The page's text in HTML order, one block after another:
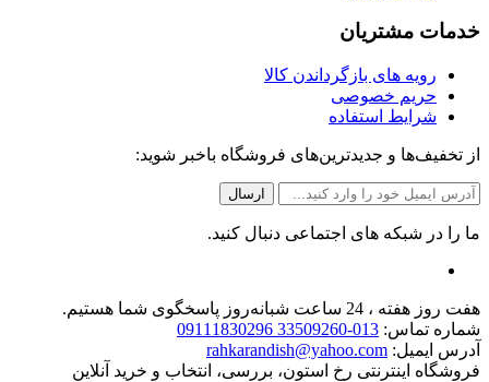
خدمات مشتریان
رویه های بازگرداندن کالا
حریم خصوصی
شرایط استفاده
از تخفیف‌ها و جدیدترین‌های فروشگاه باخبر شوید:
ما را در شبکه های اجتماعی دنبال کنید.
هفت روز هفته ، 24 ساعت شبانه‌روز پاسخگوی شما هستیم.
شماره تماس: 013-33509260 09111830296
آدرس ایمیل: rahkarandish@yahoo.com
فروشگاه اینترنتی رخ استون، بررسی، انتخاب و خرید آنلاین